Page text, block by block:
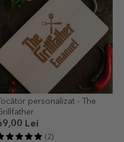
Tocător personalizat - The
Lei
(2)